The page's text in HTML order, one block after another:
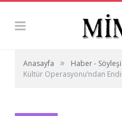
Anasayfa » Haber - Söyleşi
Kültür Operasyonu’ndan